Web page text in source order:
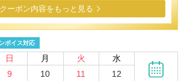
クーポン内容をもっと見る
ボイス対応
日 月 火 水
9
10
11
12